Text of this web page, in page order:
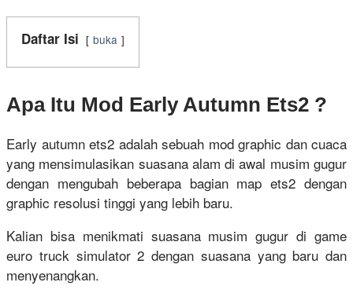
Daftar Isi buka
Apa Itu Mod Early Autumn Ets2 ?
Early autumn ets2 adalah sebuah mod graphic dan cuaca
yang mensimulasikan suasana alam di awal musim gugur
dengan mengubah beberapa bagian map ets2 dengan
graphic resolusi tinggi yang lebih baru.
Kalian bisa menikmati suasana musim gugur di game
euro truck simulator 2 dengan suasana yang baru dan
menyenangkan.